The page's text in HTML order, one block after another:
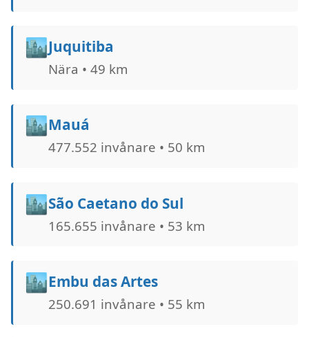
🏙️Juquitiba
Nära • 49 km
🏙️Mauá
477.552 invånare • 50 km
🏙️São Caetano do Sul
165.655 invånare • 53 km
🏙️Embu das Artes
250.691 invånare • 55 km